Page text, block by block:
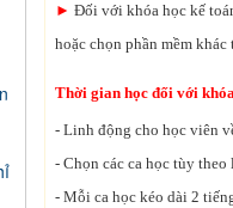
► Đối với khóa học kế
hoặc chọn phần mềm khác
Thời gian học đối với
- Linh động cho học viên
- Chọn các ca học tùy
- Mỗi ca học kéo dài 2